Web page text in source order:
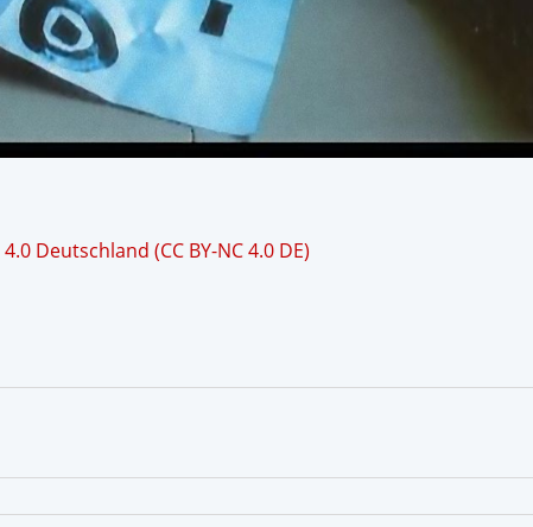
Deutschland (CC BY-NC 4.0 DE)